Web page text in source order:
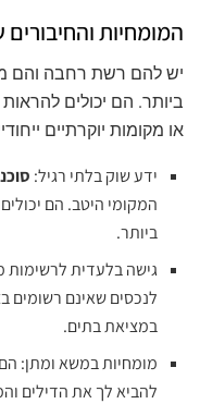
המומחיות
יש להם רשת רחבה והם
ביותר. הם יכולים
או מקומות יוקרתיים
ידע שוק בלתי רגיל:
המקומי היטב. הם
ביותר.
גישה בלעדית לרשימות
לנכסים שאינם רשומים
במציאת בתים.
מומחיות במשא ומתן:
להביא לך את הדילים